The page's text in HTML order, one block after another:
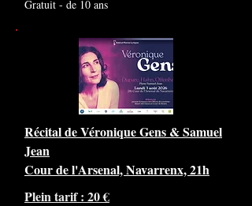
Gratuit - de 10 ans
Récital de Véronique Gens & Samuel
Jean
Cour de l'Arsenal, Navarrenx, 21h
Plein tarif : 20 €